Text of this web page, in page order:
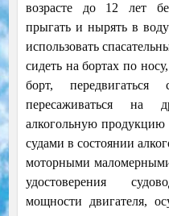
возрасте до 12 лет
прыгать и нырять в
использовать
сидеть на бортах по
борт,
пересаживаться на
алкогольную продукцию
судами в состоянии
моторными
удостоверения
мощности двигателя,